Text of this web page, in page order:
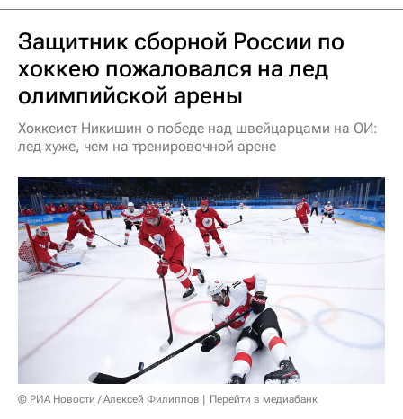
Защитник сборной России по
хоккею пожаловался на лед
олимпийской арены
Хоккеист Никишин о победе над швейцарцами на ОИ:
лед хуже, чем на тренировочной арене
© РИА Новости / Алексей Филиппов Перейти в медиабанк